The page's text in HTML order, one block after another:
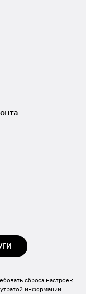
сброса настроек
информации